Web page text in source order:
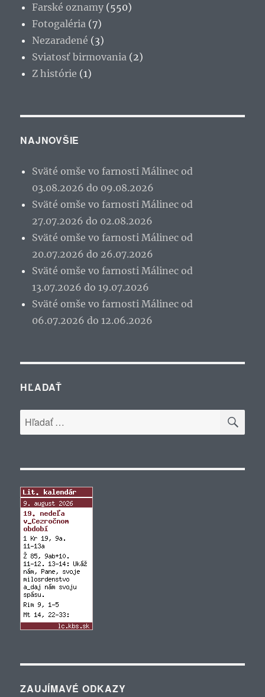
Farské oznamy (550)
Fotogaléria (7)
Nezaradené (3)
Sviatosť birmovania (2)
Z histórie (1)
NAJNOVŠIE
Sväté omše vo farnosti Málinec od
03.08.2026 do 09.08.2026
Sväté omše vo farnosti Málinec od
27.07.2026 do 02.08.2026
Sväté omše vo farnosti Málinec od
20.07.2026 do 26.07.2026
Sväté omše vo farnosti Málinec od
13.07.2026 do 19.07.2026
Sväté omše vo farnosti Málinec od
06.07.2026 do 12.06.2026
HĽADAŤ
Hľadať:
ZAUJÍMAVÉ ODKAZY